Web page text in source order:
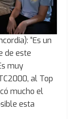
“Es un
de este
muy
al Top
mucho el
esta